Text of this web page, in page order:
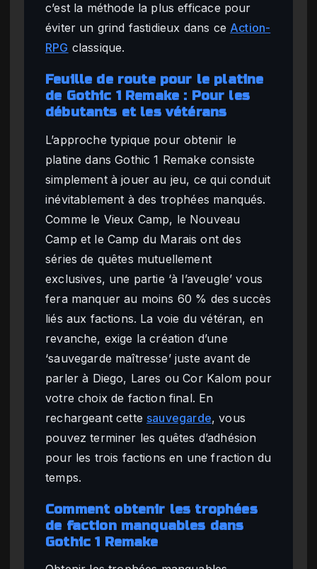
c’est la méthode la plus efficace pour
éviter un grind fastidieux dans ce Action-
RPG classique.
Feuille de route pour le platine
de Gothic 1 Remake : Pour les
débutants et les vétérans
L’approche typique pour obtenir le
platine dans Gothic 1 Remake consiste
simplement à jouer au jeu, ce qui conduit
inévitablement à des trophées manqués.
Comme le Vieux Camp, le Nouveau
Camp et le Camp du Marais ont des
séries de quêtes mutuellement
exclusives, une partie ‘à l’aveugle’ vous
fera manquer au moins 60 % des succès
liés aux factions. La voie du vétéran, en
revanche, exige la création d’une
‘sauvegarde maîtresse’ juste avant de
parler à Diego, Lares ou Cor Kalom pour
votre choix de faction final. En
rechargeant cette sauvegarde, vous
pouvez terminer les quêtes d’adhésion
pour les trois factions en une fraction du
temps.
Comment obtenir les trophées
de faction manquables dans
Gothic 1 Remake